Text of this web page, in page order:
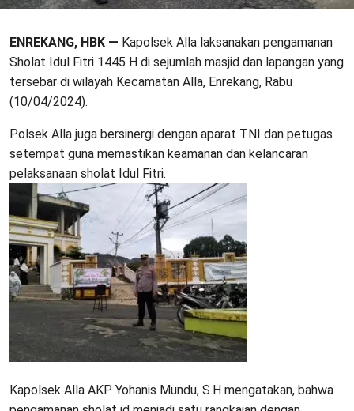
ENREKANG, HBK — Kapolsek Alla laksanakan pengamanan
Sholat Idul Fitri 1445 H di sejumlah masjid dan lapangan yang
tersebar di wilayah Kecamatan Alla, Enrekang, Rabu
(10/04/2024).
Polsek Alla juga bersinergi dengan aparat TNI dan petugas
setempat guna memastikan keamanan dan kelancaran
pelaksanaan sholat Idul Fitri.
Kapolsek Alla AKP Yohanis Mundu, S.H mengatakan, bahwa